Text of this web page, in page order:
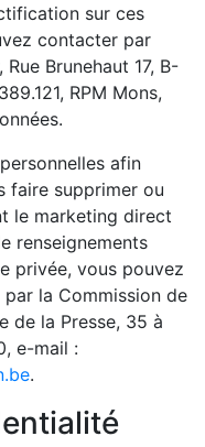
sur ces
contacter par
Brunehaut 17, B-
RPM Mons,
afin
faire supprimer ou
le marketing direct
renseignements
privée, vous pouvez
la Commission de
de la Presse, 35 à
e-mail :
.